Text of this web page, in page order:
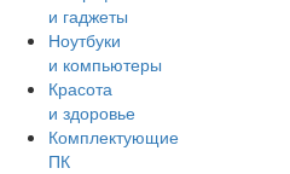
и гаджеты
Ноутбуки
и компьютеры
Красота
и здоровье
Комплектующие
ПК